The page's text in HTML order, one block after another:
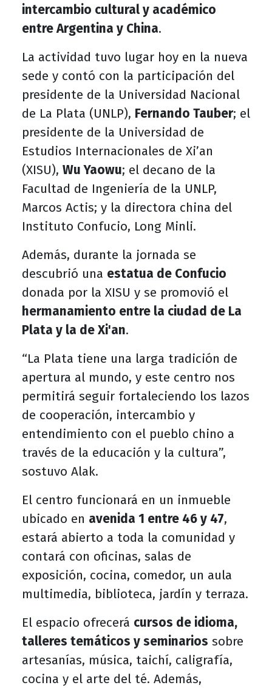
intercambio cultural y académico
entre Argentina y China.
La actividad tuvo lugar hoy en la nueva
sede y contó con la participación del
presidente de la Universidad Nacional
de La Plata (UNLP), Fernando Tauber; el
presidente de la Universidad de
Estudios Internacionales de Xi’an
(XISU), Wu Yaowu; el decano de la
Facultad de Ingeniería de la UNLP,
Marcos Actis; y la directora china del
Instituto Confucio, Long Minli.
Además, durante la jornada se
descubrió una estatua de Confucio
donada por la XISU y se promovió el
hermanamiento entre la ciudad de La
Plata y la de Xi'an.
“La Plata tiene una larga tradición de
apertura al mundo, y este centro nos
permitirá seguir fortaleciendo los lazos
de cooperación, intercambio y
entendimiento con el pueblo chino a
través de la educación y la cultura”,
sostuvo Alak.
El centro funcionará en un inmueble
ubicado en avenida 1 entre 46 y 47,
estará abierto a toda la comunidad y
contará con oficinas, salas de
exposición, cocina, comedor, un aula
multimedia, biblioteca, jardín y terraza.
El espacio ofrecerá cursos de idioma,
talleres temáticos y seminarios sobre
artesanías, música, taichí, caligrafía,
cocina y el arte del té. Además,